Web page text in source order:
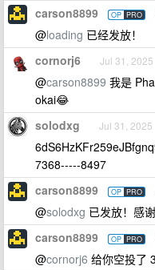
carson8899 OP PRO
@loading 已经发放！
cornorj6 Jul 31, 2025
@carson8899 我是
okai😂
solodxg Jul 31, 2025
7368-----8497
carson8899 OP PRO
@solodxg 已发放！感
carson8899 OP PRO
@cornorj6 给你空投了